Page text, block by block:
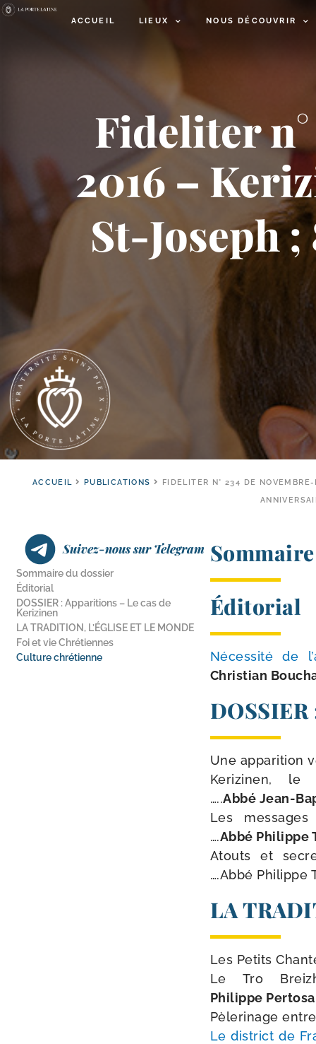
ACCUEIL LIEUX NOUS DÉCOUVRIR
Fideliter
2016 –
St-​Joseph
ACCUEIL PUBLICATIONS
FIDELITER N° 234 DE
Suivez-nous sur Telegram
Sommaire du dossier
Éditorial
DOSSIER : Apparitions – Le cas de
Kerizinen
LA TRADITION, L’ÉGLISE ET LE MONDE
Foi et vie Chrétiennes
Culture chrétienne
Éditorial
Nécessité de
Christian
Une appa­ri­tion
Kerizinen, le
…..Abbé Jean-​
Les mes­sages
….Abbé Philippe
Atouts et secrets
….Abbé Philippe
LA
Les Petits
Le Tro Breizh
Philippe Pertosa
Pèlerinage entre
Le dis­trict de